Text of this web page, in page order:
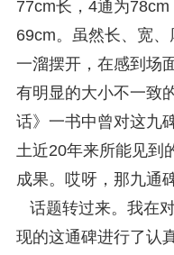
77cm长，4通为
69cm。虽然长、宽
一溜摆开，在感到场
有明显的大小不一致
话》一书中曾对这九
土近20年来所能见到
成果。哎呀，那九通
话题转过来。我在
现的这通碑进行了认